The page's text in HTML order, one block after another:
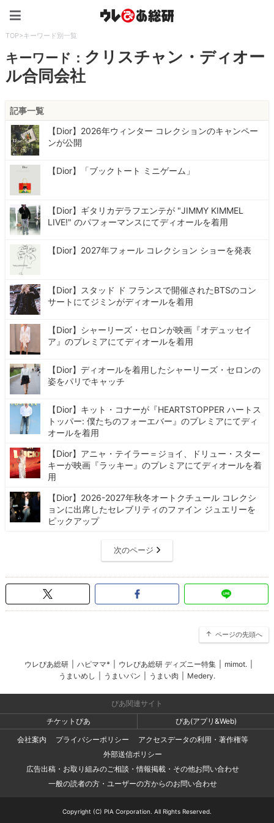
TOP>キーワード別一覧
キーワード： クリスチャン・ディオー
ル合同会社
記事一覧
【Dior】2026年ウィンター コレクションのキャンペー
ンが公開
【Dior】「ブックトート ミニゲーム」
【Dior】ギタリカデラフエンテが "JIMMY KIMMEL
LIVE!" のパフォーマンスにてディオールを着用
【Dior】2027年フォール コレクション ショーを発表
【Dior】スタッド ド フランスで開催されたBTSのコン
サートにてジミンがディオールを着用
【Dior】シャーリーズ・セロンが映画『オデュッセイ
ア』のプレミアにてディオールを着用
【Dior】ディオールを着用したシャーリーズ・セロンの
姿をパリでキャッチ
【Dior】キット・コナーが『HEARTSTOPPER ハートス
トッパー: 僕たちのフォーエバー』のプレミアにてディ
オールを着用
【Dior】アニャ・テイラー＝ジョイ、ドリュー・スター
キーが映画『ラッキー』のプレミアにてディオールを着
用
【Dior】2026-2027年秋冬オートクチュール コレクシ
ョンに出席したセレブリティのファイン ジュエリーを
ピックアップ
次のページ
ページの先頭へ
ウレぴあ総研 ハピママ* ウレぴあ総研 ディズニー特集 mimot.
うまいめし
うまいパン うまい肉 Medery.
ぴあ関連サイト
チケットぴあ
ぴあ(アプリ&Web)
会社案内
プライバシーポリシー
アクセスデータの利用・著作権等
外部送信ポリシー
広告出稿・お取り組みのご相談・情報掲載・その他お問い合わせ
一般の読者の方・ユーザーの方からのお問い合わせ
Copyright (C) PIA Corporation. All Rights Reserved.